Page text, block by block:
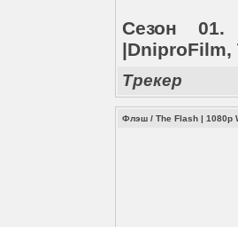
Сезон
|DniproFilm,
Трекер
Флэш / The Flash | 1080p